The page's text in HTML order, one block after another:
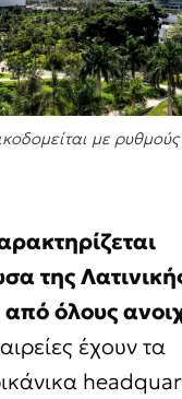
με ρυθμούς
της
όλους
έχουν τα